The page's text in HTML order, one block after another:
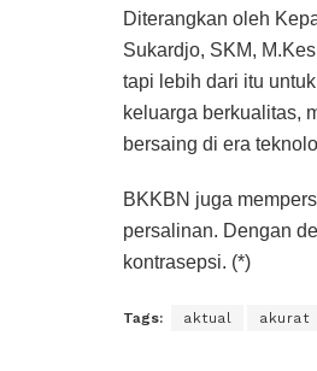
Diterangkan oleh
Sukardjo, SKM,
tapi lebih dari itu
keluarga berkualitas,
bersaing di era
BKKBN juga
persalinan. Dengan
kontrasepsi. (*)
Tags: aktual akurat